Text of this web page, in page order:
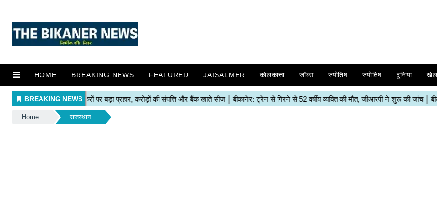
HOME BREAKING NEWS FEATURED JAISALMER कोलकात्ता जॉब्स ज्योतिष ज्योतिष दुनिया खेल
Home राजस्थान